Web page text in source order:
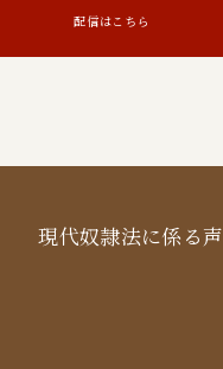
配信はこちら
現代奴隷法に係る